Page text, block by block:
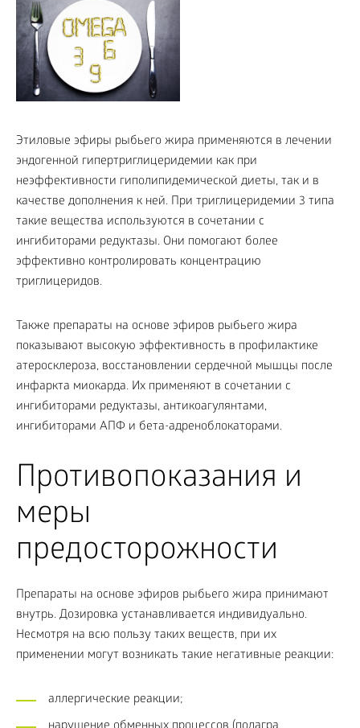
Этиловые эфиры рыбьего жира применяются в лечении
эндогенной гипертриглицеридемии как при
неэффективности гиполипидемической диеты, так и в
качестве дополнения к ней. При триглицеридемии 3 типа
такие вещества используются в сочетании с
ингибиторами редуктазы. Они помогают более
эффективно контролировать концентрацию
триглицеридов.
Также препараты на основе эфиров рыбьего жира
показывают высокую эффективность в профилактике
атеросклероза, восстановлении сердечной мышцы после
инфаркта миокарда. Их применяют в сочетании с
ингибиторами редуктазы, антикоагулянтами,
ингибиторами АПФ и бета-адреноблокаторами.
Противопоказания и
меры
предосторожности
Препараты на основе эфиров рыбьего жира принимают
внутрь. Дозировка устанавливается индивидуально.
Несмотря на всю пользу таких веществ, при их
применении могут возникать такие негативные реакции:
аллергические реакции;